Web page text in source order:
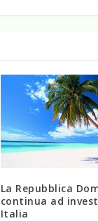
La Repubblica
continua ad
Italia